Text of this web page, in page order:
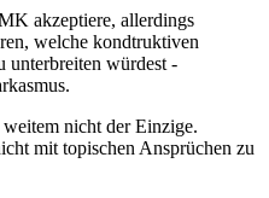
akzeptiere, allerdings
welche kondtruktiven
unterbreiten würdest -
nicht der Einzige.
mit topischen Ansprüchen zu